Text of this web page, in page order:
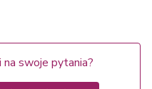
swoje pytania?